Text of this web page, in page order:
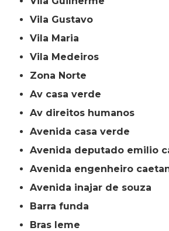
Vila Gustavo
Vila Maria
Vila Medeiros
Zona Norte
av casa verde
av direitos humanos
avenida casa verde
avenida deputado emilio
avenida engenheiro
avenida inajar de souza
barra funda
bras leme